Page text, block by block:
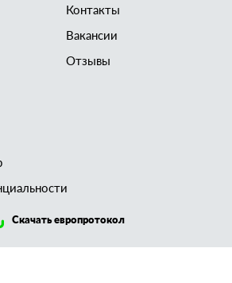
Контакты
Вакансии
Отзывы
Скачать европротокол